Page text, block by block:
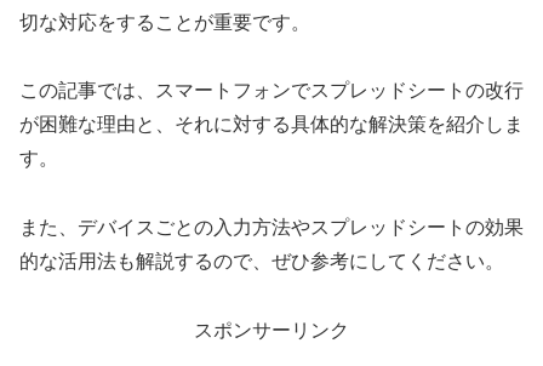
切な対応をすることが重要です。
この記事では、スマートフォンでスプレッドシートの改行
が困難な理由と、それに対する具体的な解決策を紹介しま
す。
また、デバイスごとの入力方法やスプレッドシートの効果
的な活用法も解説するので、ぜひ参考にしてください。
スポンサーリンク